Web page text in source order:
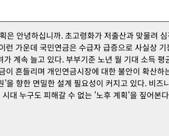
은 안녕하십니까. 초고령화가 저출산과 맞물려
런 가운데 국민연금은 수급자 급증으로 사실상 기
가 계속 늘고 있다. 부부기준 노년 월 기대 소득 평
이 흔들리며 개인연금시장에 대한 불안이 확산하
’을 향한 면밀한 설계 필요성이 커지고 있다. 비즈
대 누구도 피해갈 수 없는 '노후 계획'을 짚어본